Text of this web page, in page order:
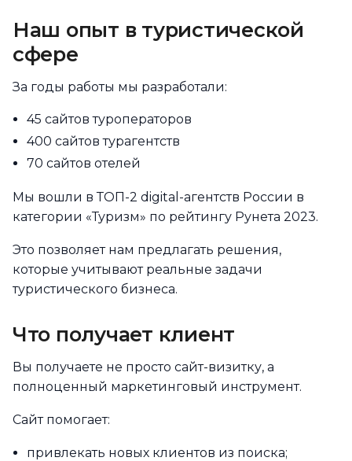
Наш опыт в туристической
сфере
За годы работы мы разработали:
45 сайтов туроператоров
400 сайтов турагентств
70 сайтов отелей
Мы вошли в ТОП-2 digital-агентств России в
категории «Туризм» по рейтингу Рунета 2023.
Это позволяет нам предлагать решения,
которые учитывают реальные задачи
туристического бизнеса.
Что получает клиент
Вы получаете не просто сайт-визитку, а
полноценный маркетинговый инструмент.
Сайт помогает:
привлекать новых клиентов из поиска;